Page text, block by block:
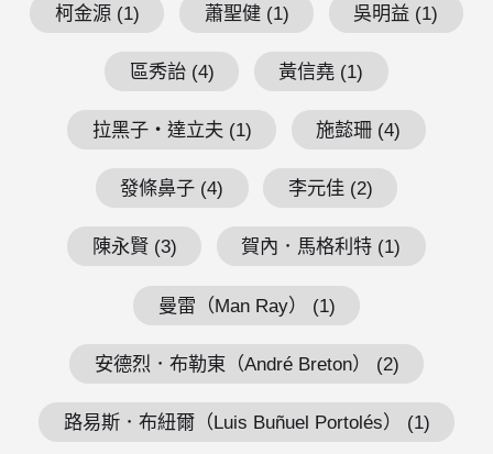
柯金源 (1) 蕭聖健 (1) 吳明益 (1)
區秀詒 (4) 黃信堯 (1)
拉黑子・達立夫 (1) 施懿珊 (4)
發條鼻子 (4) 李元佳 (2)
陳永賢 (3) 賀內．馬格利特 (1)
曼雷（Man Ray） (1)
安德烈．布勒東（André Breton） (2)
路易斯．布紐爾（Luis Buñuel Portolés） (1)